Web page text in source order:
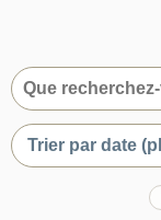
Que
recherchez-
vous
?
Trier
par
Trier
par